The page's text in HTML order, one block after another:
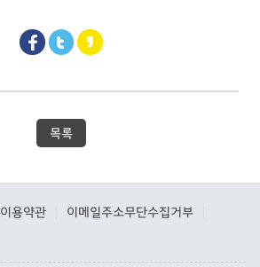
목록
이용약관 이메일주소무단수집거부